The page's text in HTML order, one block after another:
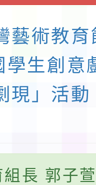
藝術教育
學生創意
現」活動
組長 郭子